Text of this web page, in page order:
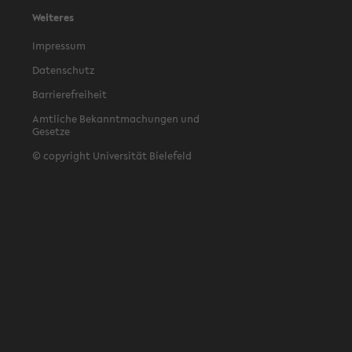
Weiteres
Impressum
Datenschutz
Barrierefreiheit
Amtliche Bekanntmachungen und
Gesetze
© copyright Universität Bielefeld